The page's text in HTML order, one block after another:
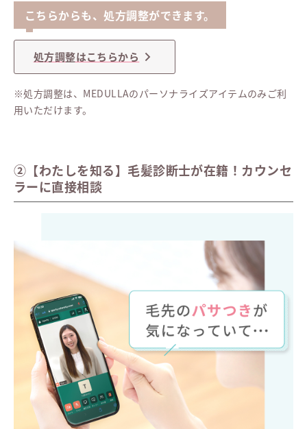
こちらからも、処方調整ができます。
処方調整はこちらから
※処方調整は、MEDULLAのパーソナライズアイテムのみご利
用いただけます。
②【わたしを知る】毛髪診断士が在籍！カウンセ
ラーに直接相談